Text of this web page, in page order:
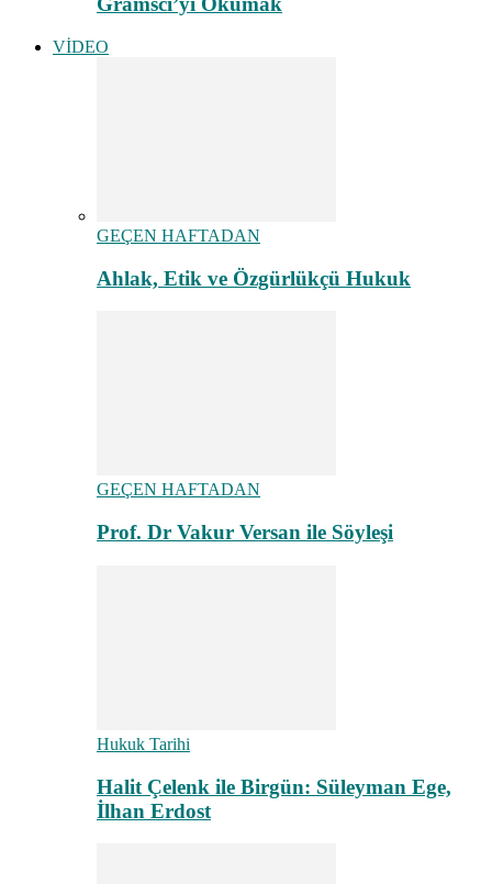
VİDEO
GEÇEN HAFTADAN
Ahlak, Etik ve Özgürlükçü Hukuk
GEÇEN HAFTADAN
Prof. Dr Vakur Versan ile Söyleşi
Hukuk Tarihi
Halit Çelenk ile Birgün: Süleyman Ege,
İlhan Erdost